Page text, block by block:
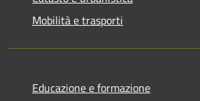
Mobilità e trasporti
Educazione e formazione